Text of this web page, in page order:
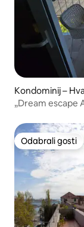
Kondominij –
„Dream escape
Odabrali gosti
Odabrali gosti